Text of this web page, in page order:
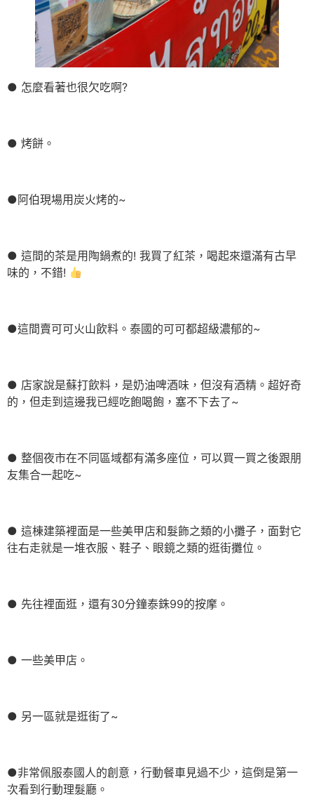
● 怎麼看著也很欠吃啊?
● 烤餅。
●阿伯現場用炭火烤的~
● 這間的茶是用陶鍋煮的! 我買了紅茶，喝起來還滿有古早
味的，不錯!
●這間賣可可火山飲料。泰國的可可都超級濃郁的~
● 店家說是蘇打飲料，是奶油啤酒味，但沒有酒精。超好奇
的，但走到這邊我已經吃飽喝飽，塞不下去了~
● 整個夜市在不同區域都有滿多座位，可以買一買之後跟朋
友集合一起吃~
● 這棟建築裡面是一些美甲店和髮飾之類的小攤子，面對它
往右走就是一堆衣服、鞋子、眼鏡之類的逛街攤位。
● 先往裡面逛，還有30分鐘泰銖99的按摩。
● 一些美甲店。
● 另一區就是逛街了~
●非常佩服泰國人的創意，行動餐車見過不少，這倒是第一
次看到行動理髮廳。